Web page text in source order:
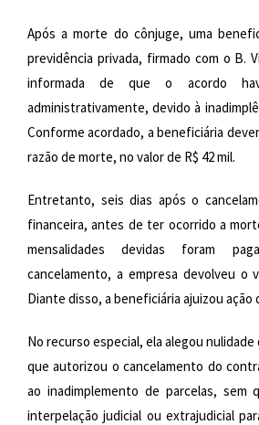
Após a morte do cônjuge, uma
previdência privada, firmado com o B.
informada de que o acordo
administrativamente, devido à
Conforme acordado, a beneficiária
razão de morte, no valor de R$ 42 mil.
Entretanto, seis dias após o
financeira, antes de ter ocorrido a
mensalidades devidas foram
cancelamento, a empresa devolveu o
Diante disso, a beneficiária ajuizou ação
No recurso especial, ela alegou
que autorizou o cancelamento do
ao inadimplemento de parcelas, sem
interpelação judicial ou extrajudicial